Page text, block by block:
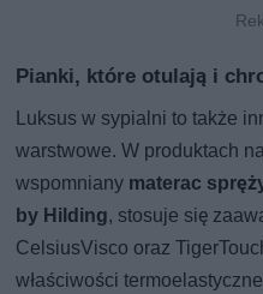
Pianki, które otulają i
Luksus w sypialni to także
warstwowe. W produktach
wspomniany materac
by Hilding, stosuje się
CelsiusVisco oraz
właściwości